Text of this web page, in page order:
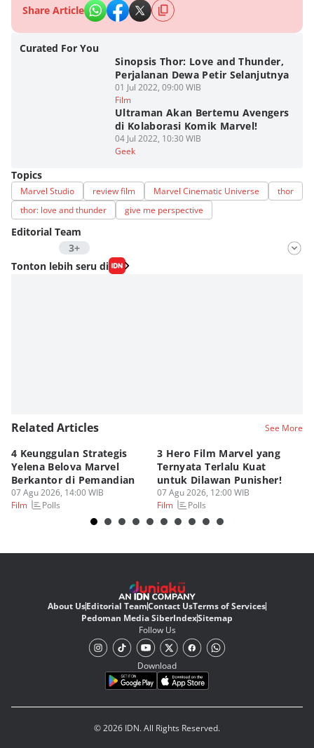
Share Article
Curated For You
Sinopsis Thor: Love and Thunder,
Perjalanan Dewa Petir Selanjutnya
01 Jul 2022, 09:00 WIB
Film
Ultraman Akan Bertemu Avengers
di Kolaborasi Komik Marvel!
04 Jul 2022, 10:30 WIB
Geek
Topics
Marvel Studio review film Marvel Cinematic Universe
thor
thor: love and thunder
give me perspective
Editorial Team
3+
Editor
Fahrul Razi Uni Nurullah
Tonton lebih seru di
Related Articles See More
4 Keunggulan Strategis
Yelena Belova Marvel
Berkantor di Pemandian
07 Agu 2026, 14:00 WIB
Film
Polls
3 Hero Film Marvel yang
Ternyata Terlalu Kuat
untuk Dilawan Punisher!
07 Agu 2026, 12:00 WIB
Film
Polls
About UsEditorial TeamContact UsTerms of Services
Pedoman Media SiberIndexSitemap
Follow Us
Download
© 2026 IDN. All Rights Reserved.